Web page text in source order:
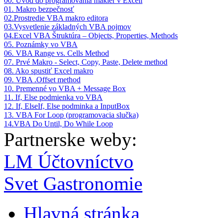
01. Makro bezpečnosť
02.Prostredie VBA makro editora
03.Vysvetlenie základných VBA pojmov
04.Excel VBA Štruktúra – Objects, Properties, Methods
05. Poznámky vo VBA
06. VBA Range vs. Cells Method
07. Prvé Makro - Select, Copy, Paste, Delete method
08. Ako spustiť Excel makro
09. VBA .Offset method
10. Premenné vo VBA + Message Box
11. If, Else podmienka vo VBA
12. If, ElseIf, Else podminka a InputBox
13. VBA For Loop (programovacia slučka)
14.VBA Do Until, Do While Loop
Partnerske weby:
LM Účtovníctvo
Svet Gastronomie
Hlavná stránka